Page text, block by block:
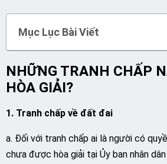
Mục Lục Bài Viết
NHỮNG TRANH CHẤP
HÒA GIẢI?
1. Tranh chấp về đất đai
a. Đối với tranh chấp ai là người có
chưa được hòa giải tại Ủy ban nhân